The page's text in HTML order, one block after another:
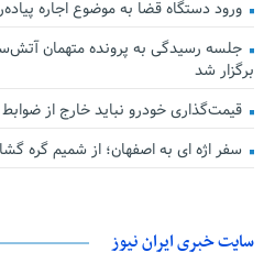
ورود دستگاه قضا به موضوع اجاره
جلسه رسیدگی به پرونده متهمان
برگزار شد
قیمت‌گذاری خودرو نباید خارج از
سفر اژه ای به اصفهان؛ از شمیم گره
سایت خبری ایران نیوز